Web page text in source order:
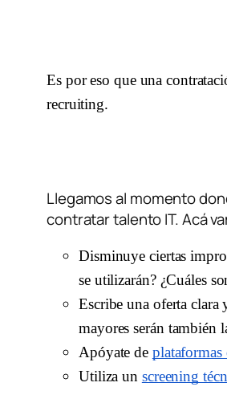
Es por eso que una
recruiting.
Llegamos al momento
contratar talento IT. Acá
Disminuye ciertas
se utilizarán? ¿Cuáles
Escribe una oferta clara
mayores serán también
Apóyate de plataformas
Utiliza un screening